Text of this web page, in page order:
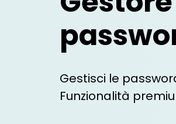
Gestisci le
Funzionalità